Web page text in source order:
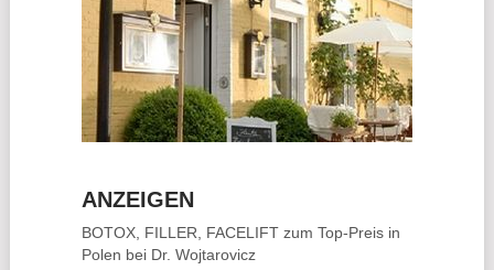
ANZEIGEN
BOTOX, FILLER, FACELIFTzum Top-Preis in
Polen bei Dr. Wojtarovicz